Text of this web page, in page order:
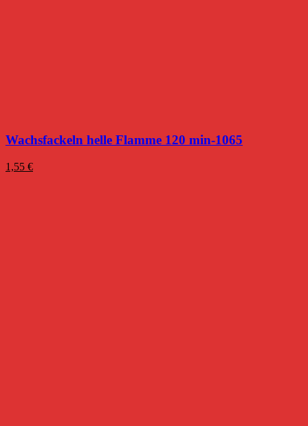
Wachsfackeln helle Flamme 120 min-1065
1,55 €